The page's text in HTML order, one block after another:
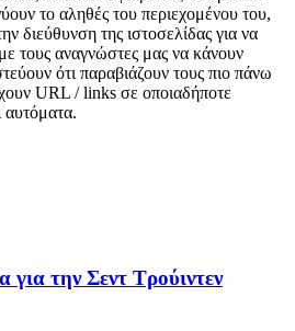
το αληθές του περιεχομένου του,
διεύθυνση της ιστοσελίδας για να
τους αναγνώστες μας να κάνουν
ότι παραβιάζουν τους πιο πάνω
URL / links σε οποιαδήποτε
αυτόματα.
για την Σεντ Τρούιντεν